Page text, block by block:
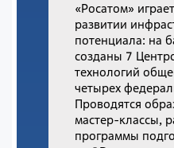
«Росатом»
развитии
потенциала: на
созданы 7
технологий
четырех
Проводятся
мастер-классы,
программы